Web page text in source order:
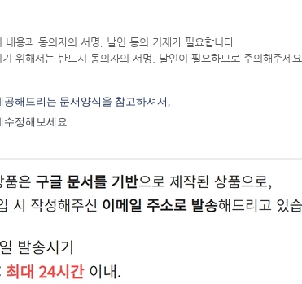
내용과 동의자의 서명, 날인 등의 기재가 필요합니다.
위해서는 반드시 동의자의 서명, 날인이 필요하므로 주의해주세요.
해드리는 문서양식을 참고하셔서,
정해보세요.